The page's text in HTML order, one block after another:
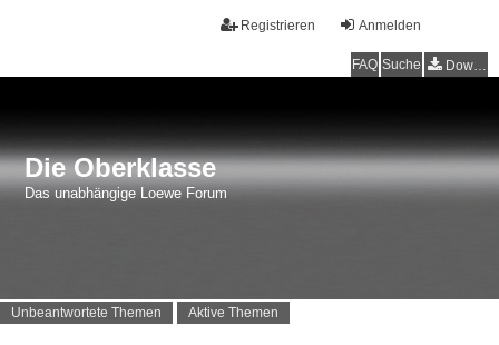
Anmelden
Registrieren
FAQ Suche Downloads
Die Oberklasse
Das unabhängige Loewe Forum
Unbeantwortete Themen Aktive Themen